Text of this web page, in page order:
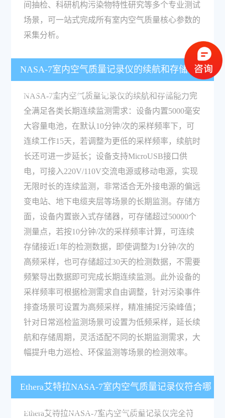
间抽检、科研机构污染物特性研究等多个专业测试
场景，可一站式完成所有室内空气质量核心参数的
采集分析。
NASA-7室内空气质量记录仪的续航和存储能力
如何，能否满足长期连续监测的测试需求？
NASA-7室内空气质量记录仪的续航和存储能力完
全满足各类长期连续监测需求：设备内置5000毫安
大容量电池，在默认10分钟/次的采样频率下，可
连续工作15天，若调整为更低的采样频率，续航时
长还可进一步延长；设备支持MicroUSB接口供
电，可接入220V/110V交流电源或移动电源，实现
无限时长的连续监测，非常适合无外接电源的偏远
变电站、地下电缆夹层等场景的长期监测。存储方
面，设备内置嵌入式存储器，可存储超过50000个
测量点，若按10分钟/次的采样频率计算，可连续
存储接近1年的检测数据，即使调整为1分钟/次的
高频采样，也可存储超过30天的检测数据，不需要
频繁导出数据即可完成长期连续监测。此外设备的
采样频率可根据检测需求自由调整，针对污染事件
排查场景可设置为高频采样，精准捕捉污染峰值；
针对日常巡检监测场景可设置为低频采样，延长续
航和存储周期，灵活适配不同的长期监测需求，大
幅提升电力巡检、环保监测等场景的检测效率。
Ethera艾特拉NASA-7室内空气质量记录仪符合哪
些国家及行业标准，能否满足电力检测场景的合
Ethera艾特拉NASA-7室内空气质量记录仪完全符